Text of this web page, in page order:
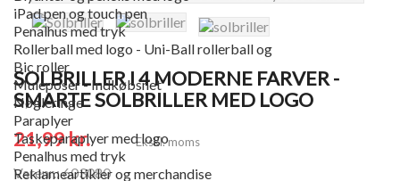
iPad pen og touch pen
Penalhus med tryk
Rollerball med logo - Uni-Ball rollerball og
Bic roller
Muleposer - Indkøbsnet
Nøgleringe
Paraplyer
Taskeparaplyer med logo
Penalhus med tryk
Reklameartikler og merchandise
SOLBRILLER I 4 MODERNE FARVER -
SMARTE SOLBRILLER MED LOGO
21,99 kr.
Ekskl. moms
Varenr.: 603080